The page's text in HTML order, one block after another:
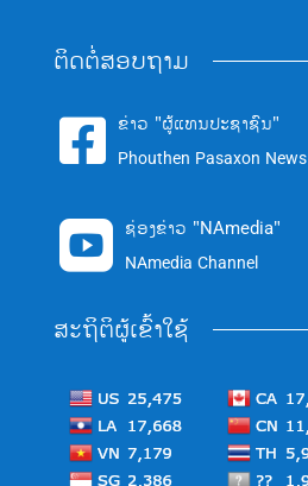
ຕິດຕໍ່ສອບຖາມ
 ຂ່າວ "ຜູ້ແທນປະຊາຊົນ"
Phouthen Pasaxon News
 ຊ່ອງຂ່າວ "NAmedia"
NAmedia Channel
ສະຖິຕິຜູ້ເຂົ້າໃຊ້